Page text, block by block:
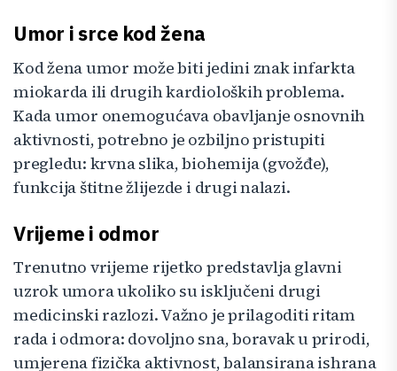
Umor i srce kod žena
Kod žena umor može biti jedini znak infarkta
miokarda ili drugih kardioloških problema.
Kada umor onemogućava obavljanje osnovnih
aktivnosti, potrebno je ozbiljno pristupiti
pregledu: krvna slika, biohemija (gvožđe),
funkcija štitne žlijezde i drugi nalazi.
Vrijeme i odmor
Trenutno vrijeme rijetko predstavlja glavni
uzrok umora ukoliko su isključeni drugi
medicinski razlozi. Važno je prilagoditi ritam
rada i odmora: dovoljno sna, boravak u prirodi,
umjerena fizička aktivnost, balansirana ishrana